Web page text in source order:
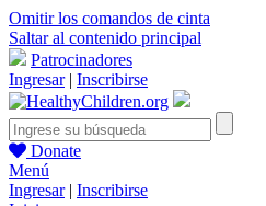
Omitir los comandos de cinta
Saltar al contenido principal
Patrocinadores
Ingresar| Inscribirse
Donate
Menú
Ingresar| Inscribirse